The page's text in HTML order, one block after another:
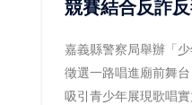
競賽結合反詐
嘉義縣警察局舉辦「
徵選一路唱進廟前舞
吸引青少年展現歌唱